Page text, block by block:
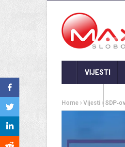
VIJESTI
Home Vijesti